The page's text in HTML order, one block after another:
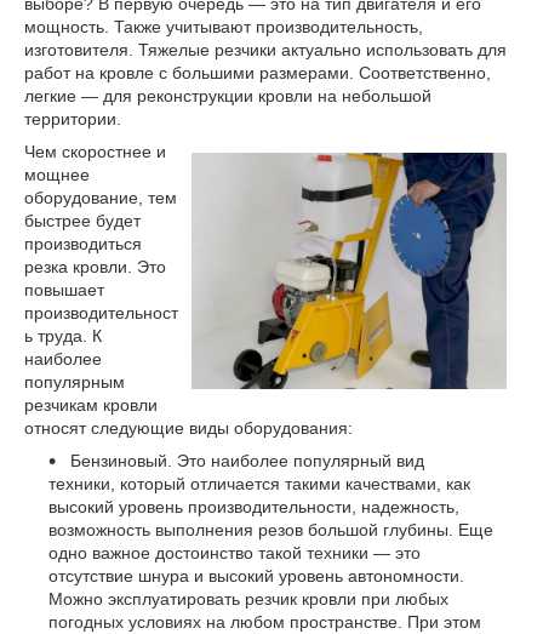
мощность. Также учитывают производительность,
изготовителя. Тяжелые резчики актуально использовать для
работ на кровле с большими размерами. Соответственно,
легкие — для реконструкции кровли на небольшой
территории.
Чем скоростнее и
мощнее
оборудование, тем
быстрее будет
производиться
резка кровли. Это
повышает
производительност
ь труда. К
наиболее
популярным
резчикам кровли
относят следующие виды оборудования:
Бензиновый. Это наиболее популярный вид
техники, который отличается такими качествами, как
высокий уровень производительности, надежность,
возможность выполнения резов большой глубины. Еще
одно важное достоинство такой техники — это
отсутствие шнура и высокий уровень автономности.
Можно эксплуатировать резчик кровли при любых
погодных условиях на любом пространстве. При этом